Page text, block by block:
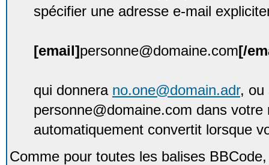
spécifier une adresse e-mail
[email]personne@domaine.com[/
qui donnera no.one@domain.adr, ou
personne@domaine.com dans
automatiquement convertit lorsque
Comme pour toutes les balises